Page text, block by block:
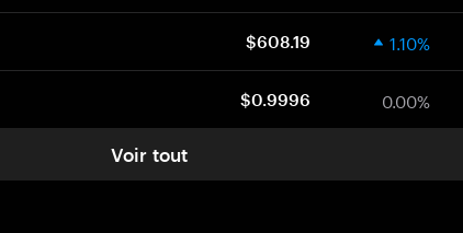
$608.19 1.10%
$0.9996 0.00%
Voir tout